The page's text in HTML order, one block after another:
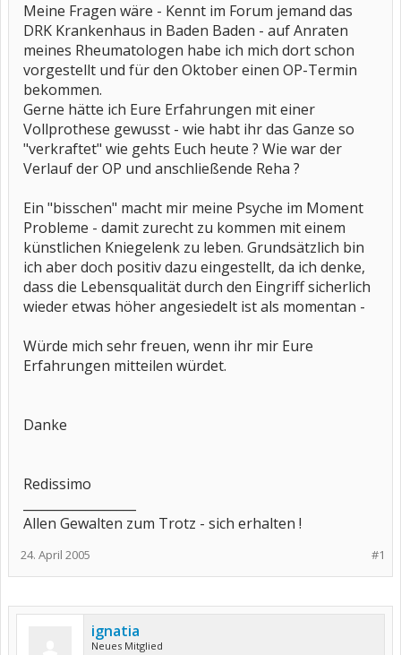
Meine Fragen wäre - Kennt im Forum jemand das
DRK Krankenhaus in Baden Baden - auf Anraten
meines Rheumatologen habe ich mich dort schon
vorgestellt und für den Oktober einen OP-Termin
bekommen.
Gerne hätte ich Eure Erfahrungen mit einer
Vollprothese gewusst - wie habt ihr das Ganze so
"verkraftet" wie gehts Euch heute ? Wie war der
Verlauf der OP und anschließende Reha ?
Ein "bisschen" macht mir meine Psyche im Moment
Probleme - damit zurecht zu kommen mit einem
künstlichen Kniegelenk zu leben. Grundsätzlich bin
ich aber doch positiv dazu eingestellt, da ich denke,
dass die Lebensqualität durch den Eingriff sicherlich
wieder etwas höher angesiedelt ist als momentan -
Würde mich sehr freuen, wenn ihr mir Eure
Erfahrungen mitteilen würdet.
Danke
Redissimo
Allen Gewalten zum Trotz - sich erhalten !
#1
24. April 2005
ignatia
Neues Mitglied